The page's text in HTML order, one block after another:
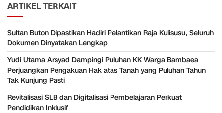
ARTIKEL TERKAIT
Sultan Buton Dipastikan Hadiri Pelantikan Raja Kulisusu, Seluruh
Dokumen Dinyatakan Lengkap
Yudi Utama Arsyad Dampingi Puluhan KK Warga Bambaea
Perjuangkan Pengakuan Hak atas Tanah yang Puluhan Tahun
Tak Kunjung Pasti
Revitalisasi SLB dan Digitalisasi Pembelajaran Perkuat
Pendidikan Inklusif